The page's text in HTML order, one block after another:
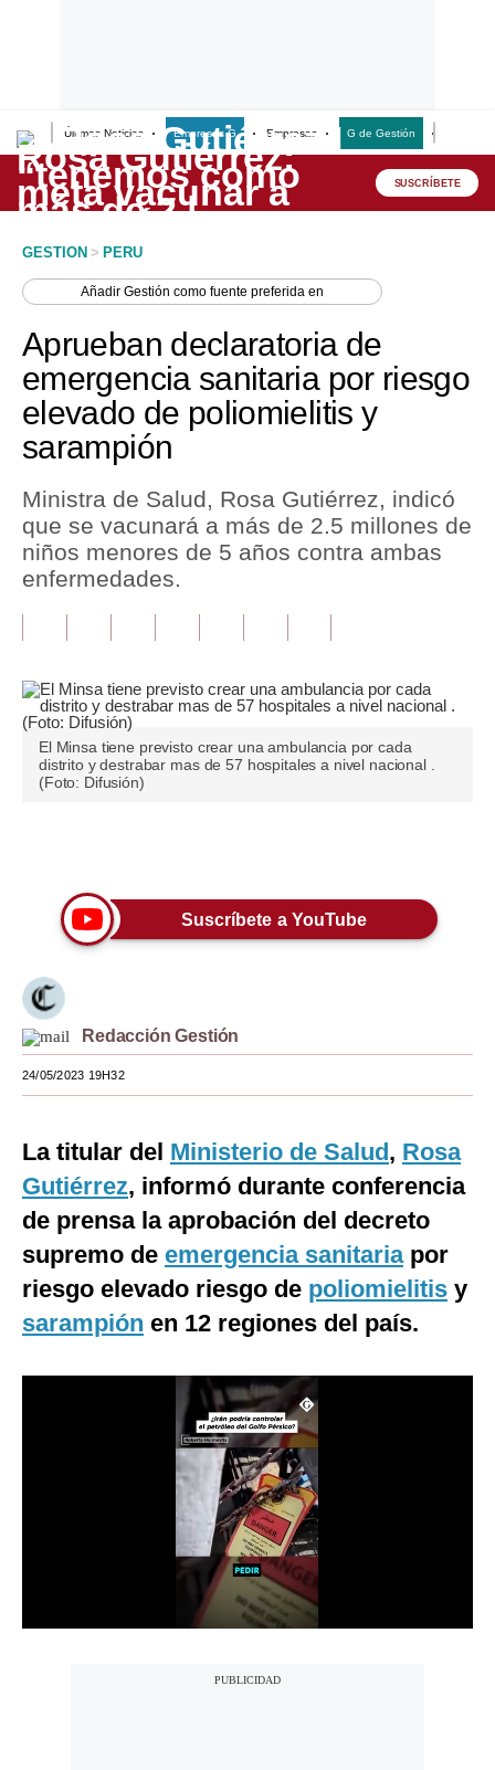
Últimas Noticias Empresas G Empresas G de Gestión
Lo último
Peru Quiosco
Economía
Mercados
Perú
Política
Tu Dinero
Finanzas Personales
Opinión
Editorial
Tendencias
Lujo
Viajes
Moda
EEUU
México
Internacional
Tecnología
Club del Suscriptor
SUSCRÍBETE
GESTION > PERU
AñadirGestión como fuente preferida en
Aprueban declaratoria de
emergencia sanitaria por riesgo
elevado de poliomielitis y
sarampión
Ministra de Salud, Rosa Gutiérrez, indicó
que se vacunará a más de 2.5 millones de
niños menores de 5 años contra ambas
enfermedades.
El Minsa tiene previsto crear una ambulancia por cada
distrito y destrabar mas de 57 hospitales a nivel nacional .
(Foto: Difusión)
Suscríbete a YouTube
Redacción Gestión
24/05/2023 19H32
La titular del Ministerio de Salud, Rosa
Gutiérrez, informó durante conferencia
de prensa la aprobación del decreto
supremo de emergencia sanitariapor
riesgo elevado riesgo de poliomielitis y
sarampión en 12 regiones del país.